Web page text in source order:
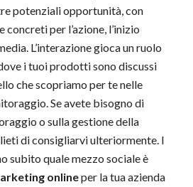
potenziali opportunità, con
per l’azione, l’inizio
L’interazione gioca un ruolo
i tuoi prodotti sono discussi
che scopriamo per te nelle
Se avete bisogno di
o sulla gestione della
di consigliarvi ulteriormente. I
subito quale mezzo sociale è
onlineper la tua azienda